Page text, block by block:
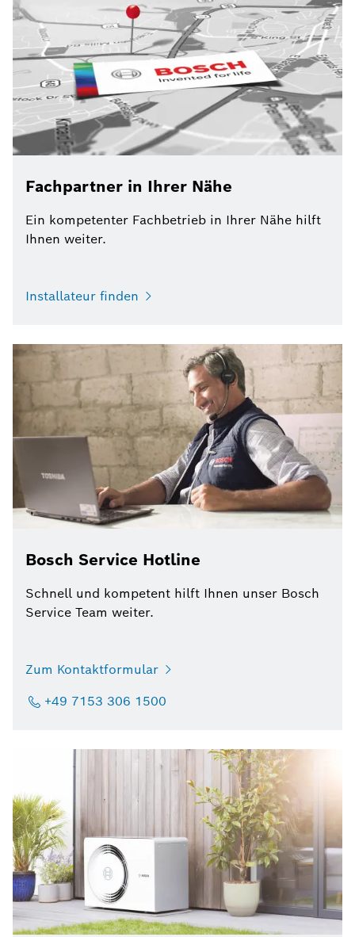
Fachpartner in Ihrer Nähe
Ein kompetenter Fachbetrieb in Ihrer Nähe hilft
Ihnen weiter.
Installateur finden
Bosch Service Hotline
Schnell und kompetent hilft Ihnen unser Bosch
Service Team weiter.
Zum Kontaktformular
+49 7153 306 1500